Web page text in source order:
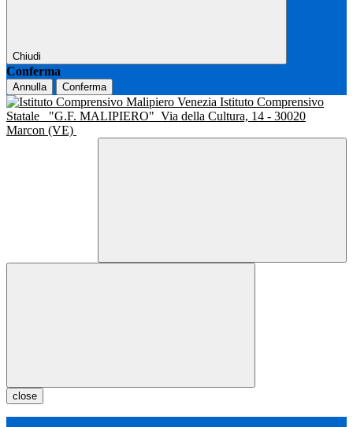
Chiudi
Conferma
Annulla Conferma
Istituto Comprensivo
Statale
"G.F. MALIPIERO" Via della Cultura, 14 - 30020
Marcon (VE)
close